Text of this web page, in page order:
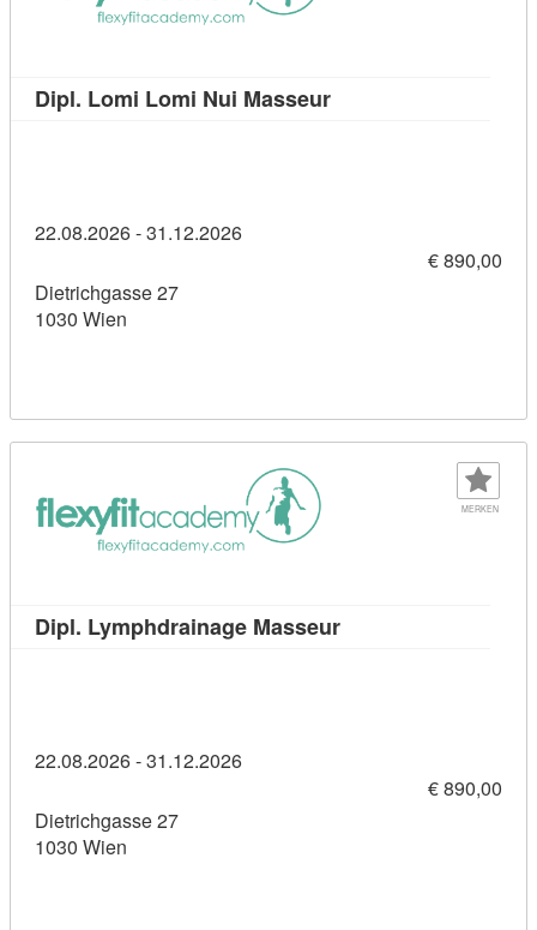
Dipl. Lomi Lomi Nui MasseurKursdetail: Dipl. Lomi
22.08.2026 - 31.12.2026
€ 890,00
Dietrichgasse 27
1030 Wien
MERKEN
Dipl. Lymphdrainage MasseurKursdetail: Dipl.
22.08.2026 - 31.12.2026
€ 890,00
Dietrichgasse 27
1030 Wien